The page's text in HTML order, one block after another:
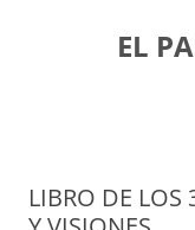
EL
LIBRO DE LOS